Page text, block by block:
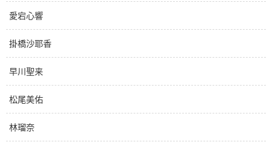
愛宕心響
掛橋沙耶香
早川聖来
松尾美佑
林瑠奈